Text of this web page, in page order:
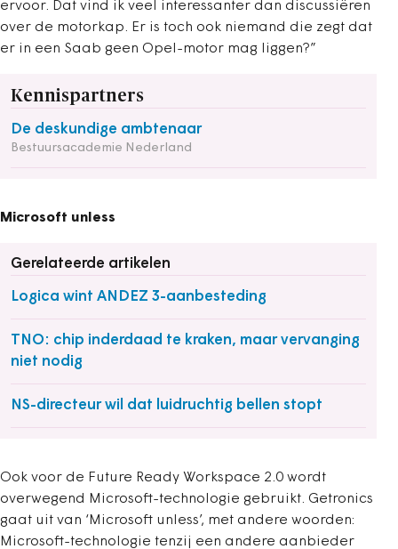
ervoor. Dat vind ik veel interessanter dan discussiëren
over de motorkap. Er is toch ook niemand die zegt dat
er in een Saab geen Opel-motor mag liggen?”
Kennispartners
De deskundige ambtenaar
Bestuursacademie Nederland
Microsoft unless
Gerelateerde artikelen
Logica wint ANDEZ 3-aanbesteding
TNO: chip inderdaad te kraken, maar vervanging
niet nodig
NS-directeur wil dat luidruchtig bellen stopt
Ook voor de Future Ready Workspace 2.0 wordt
overwegend Microsoft-technologie gebruikt. Getronics
gaat uit van ‘Microsoft unless’, met andere woorden:
Microsoft-technologie tenzij een andere aanbieder